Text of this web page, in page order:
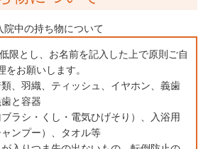
院中の持ち物について
限とし、お名前を記入した上で原則ご自
お願いします。
、羽織、ティッシュ、イヤホン、義歯
と容器
ラシ・くし・電気ひげそり）、入浴用
ンプー）、タオル等